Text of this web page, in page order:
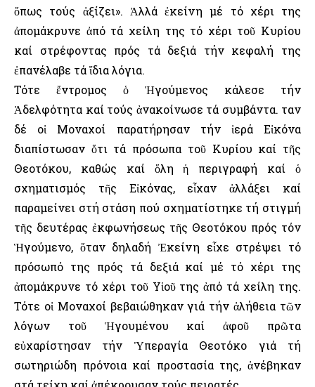
ὅπως τούς ἀξίζει». Ἀλλά ἐκείνη μέ τό χέρι της
ἀπομάκρυνε ἀπό τά χείλη της τό χέρι τοῦ Κυρίου
καί στρέφοντας πρός τά δεξιά τήν κεφαλή της
ἐπανέλαβε τά ἴδια λόγια.
Τότε ἔντρομος ὁ Ἡγούμενος κάλεσε τήν
Ἀδελφότητα καί τούς ἀνακοίνωσε τά συμβάντα. Ὅταν
δέ οἱ Μοναχοί παρατήρησαν τήν ἱερά Εἰκόνα
διαπίστωσαν ὅτι τά πρόσωπα τοῦ Κυρίου καί τῆς
Θεοτόκου, καθώς καί ὅλη ἡ περιγραφή καί ὁ
σχηματισμός τῆς Εἰκόνας, εἶχαν ἀλλάξει καί
παραμείνει στή στάση πού σχηματίστηκε τή στιγμή
τῆς δευτέρας ἐκφωνήσεως τῆς Θεοτόκου πρός τόν
Ἡγούμενο, ὅταν δηλαδή Ἐκείνη εἶχε στρέψει τό
πρόσωπό της πρός τά δεξιά καί μέ τό χέρι της
ἀπομάκρυνε τό χέρι τοῦ Υἱοῦ της ἀπό τά χείλη της.
Τότε οἱ Μοναχοί βεβαιώθηκαν γιά τήν ἀλήθεια τῶν
λόγων τοῦ Ἡγουμένου καί ἀφοῦ πρῶτα
εὐχαρίστησαν τήν Ὑπεραγία Θεοτόκο γιά τή
σωτηριώδη πρόνοια καί προστασία της, ἀνέβηκαν